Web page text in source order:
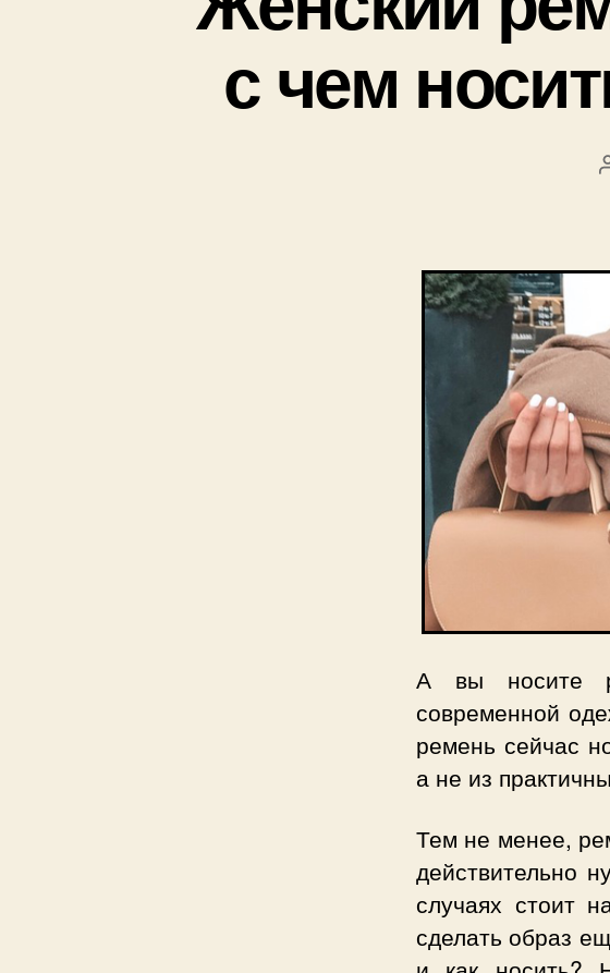
с чем
А вы носите
современной
ремень сейчас
а не из
Тем не менее,
действительно
случаях стоит
сделать образ